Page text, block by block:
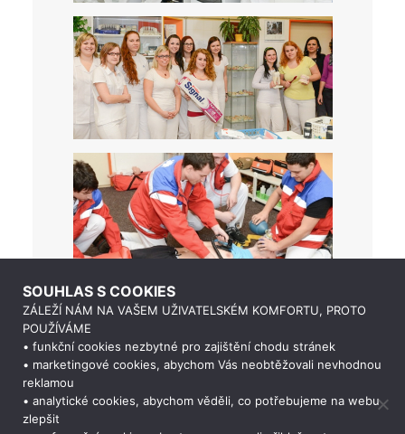
SOUHLAS S COOKIES
ZÁLEŽÍ NÁM NA VAŠEM UŽIVATELSKÉM KOMFORTU, PROTO
POUŽÍVÁME
• funkční cookies nezbytné pro zajištění chodu stránek
• marketingové cookies, abychom Vás neobtěžovali nevhodnou
reklamou
• analytické cookies, abychom věděli, co potřebujeme na webu
zlepšit